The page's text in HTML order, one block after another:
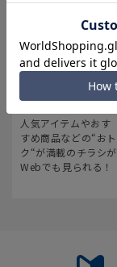
最新のお買い得情報
人気アイテムやおす
すめ商品などの“おト
ク“が満載のチラシが
Webでも見られる！